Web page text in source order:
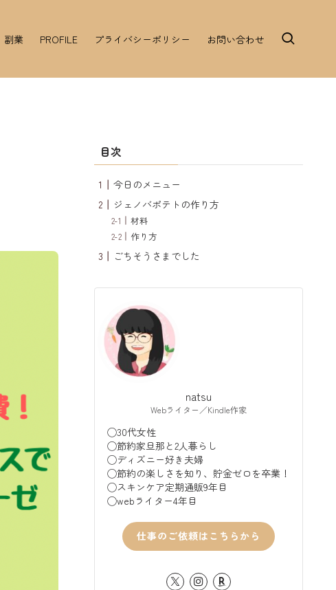
副業 PROFILE プライバシーポリシー お問い合わせ
目次
今日のメニュー
ジェノバポテトの作り方
材料
作り方
ごちそうさまでした
natsu
Webライター／Kindle作家
◯30代女性
◯節約家旦那と2人暮らし
◯ディズニー好き夫婦
◯節約の楽しさを知り、貯金ゼロを卒業！
◯スキンケア定期通販9年目
◯webライター4年目
仕事のご依頼はこちらから